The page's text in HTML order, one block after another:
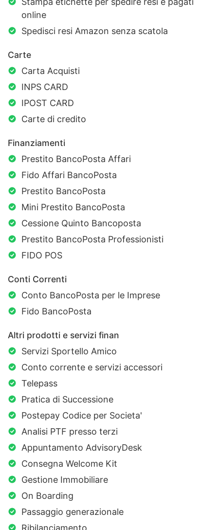
online
Spedisci resi Amazon senza scatola
Carte
Carta Acquisti
INPS CARD
IPOST CARD
Carte di credito
Finanziamenti
Prestito BancoPosta Affari
Fido Affari BancoPosta
Prestito BancoPosta
Mini Prestito BancoPosta
Cessione Quinto Bancoposta
Prestito BancoPosta Professionisti
FIDO POS
Conti Correnti
Conto BancoPosta per le Imprese
Fido BancoPosta
Altri prodotti e servizi finan
Servizi Sportello Amico
Conto corrente e servizi accessori
Telepass
Pratica di Successione
Postepay Codice per Societa'
Analisi PTF presso terzi
Appuntamento AdvisoryDesk
Consegna Welcome Kit
Gestione Immobiliare
On Boarding
Passaggio generazionale